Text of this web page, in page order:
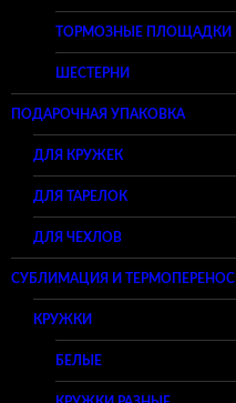
ТОРМОЗНЫЕ ПЛОЩАДКИ
ШЕСТЕРНИ
ПОДАРОЧНАЯ УПАКОВКА
ДЛЯ КРУЖЕК
ДЛЯ ТАРЕЛОК
ДЛЯ ЧЕХЛОВ
СУБЛИМАЦИЯ И ТЕРМОПЕРЕНОС
КРУЖКИ
БЕЛЫЕ